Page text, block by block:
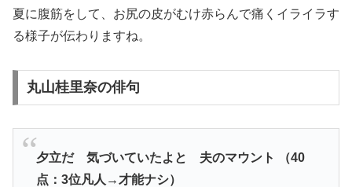
夏に腹筋をして、お尻の皮がむけ赤らんで痛くイライラす
る様子が伝わりますね。
丸山桂里奈の俳句
夕立だ 気づいていたよと 夫のマウント （40
点：3位凡人→才能ナシ）